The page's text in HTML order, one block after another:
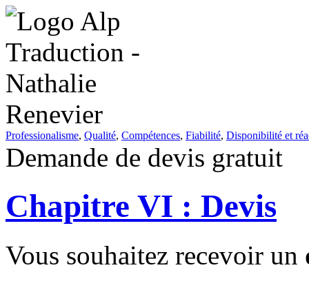
Professionalisme, Qualité, Compétences, Fiabilité, Disponibilité et
Demande de devis gratuit
Chapitre VI : Devis
Vous souhaitez recevoir un